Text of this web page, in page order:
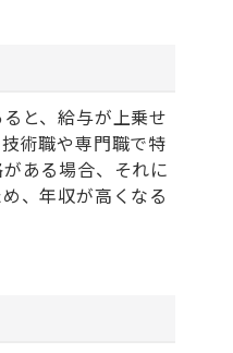
と、給与が上乗せ
術職や専門職で特
ある場合、それに
、年収が高くなる